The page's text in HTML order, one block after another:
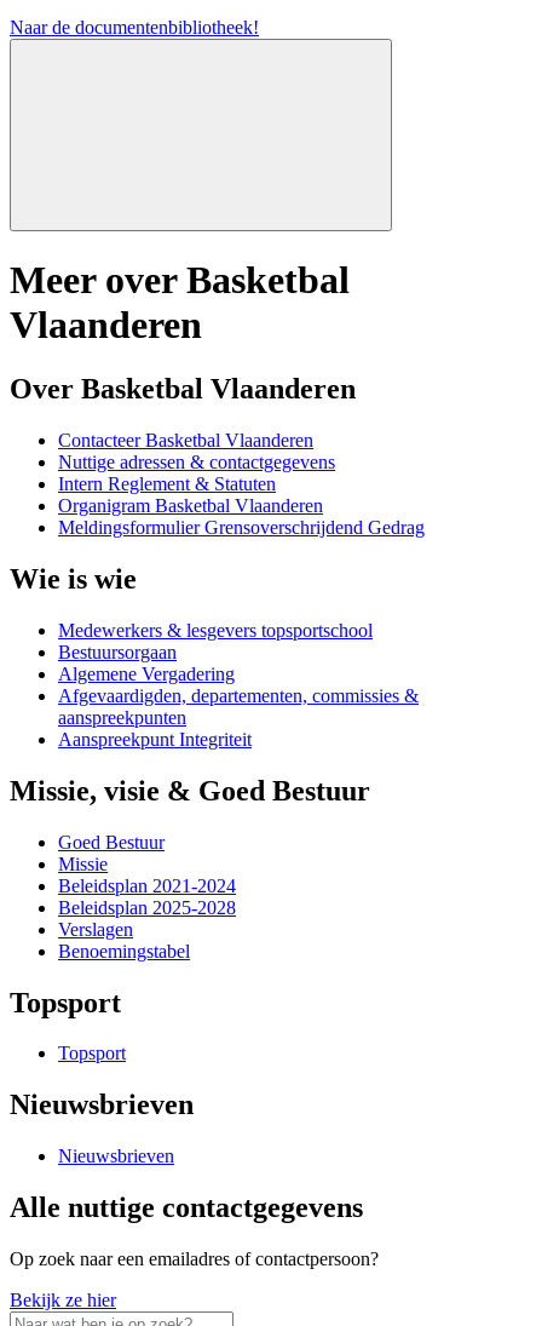
Naar de documentenbibliotheek!
Meer over Basketbal
Vlaanderen
Over Basketbal Vlaanderen
Contacteer Basketbal Vlaanderen
Nuttige adressen & contactgegevens
Intern Reglement & Statuten
Organigram Basketbal Vlaanderen
Meldingsformulier Grensoverschrijdend Gedrag
Wie is wie
Medewerkers & lesgevers topsportschool
Bestuursorgaan
Algemene Vergadering
Afgevaardigden, departementen, commissies &
aanspreekpunten
Aanspreekpunt Integriteit
Missie, visie & Goed Bestuur
Goed Bestuur
Missie
Beleidsplan 2021-2024
Beleidsplan 2025-2028
Verslagen
Benoemingstabel
Topsport
Topsport
Nieuwsbrieven
Nieuwsbrieven
Alle nuttige contactgegevens
Op zoek naar een emailadres of contactpersoon?
Bekijk ze hier